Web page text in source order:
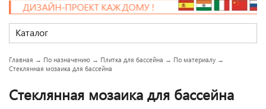
ПРОЕКТ КАЖДОМУ !
Каталог
Главная → По назначению → Плитка для бассейна → По материалу →
Стеклянная мозаика для бассейна
Стеклянная мозаика для бассейна